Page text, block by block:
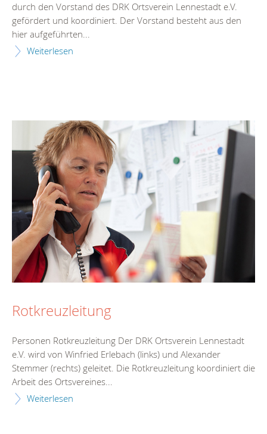
durch den Vorstand des DRK Ortsverein Lennestadt e.V.
gefördert und koordiniert. Der Vorstand besteht aus den
hier aufgeführten...
Weiterlesen
Rotkreuzleitung
Personen Rotkreuzleitung Der DRK Ortsverein Lennestadt
e.V. wird von Winfried Erlebach (links) und Alexander
Stemmer (rechts) geleitet. Die Rotkreuzleitung koordiniert die
Arbeit des Ortsvereines...
Weiterlesen